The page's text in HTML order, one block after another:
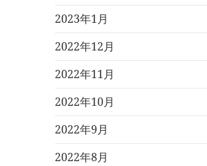
2023年1月
2022年12月
2022年11月
2022年10月
2022年9月
2022年8月